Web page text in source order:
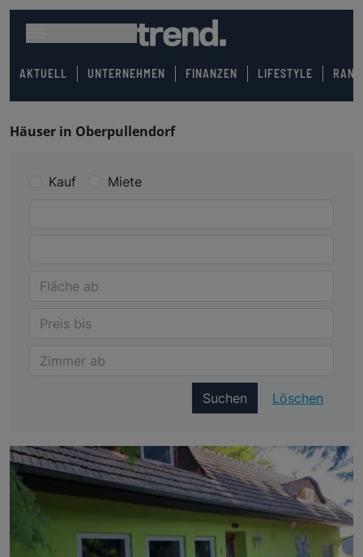
AKTUELL UNTERNEHMEN FINANZEN LIFESTYLE
Häuser in Oberpullendorf
Kauf Miete
Suchen Löschen